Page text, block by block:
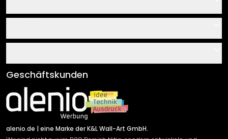
Über uns
Klebe- und Montageanleitungen
Newsletter An-/Abmeldung
Sendungsverfolgung
AGB
Impressum
Versand & Zahlung
Rücksendung
Geschäftskunden
alenio.de | eine Marke der K&L Wall-Art GmbH.